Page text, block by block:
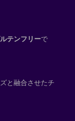
テンフリーで
と融合させたチ